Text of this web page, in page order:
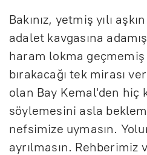
Bakınız, yetmiş yılı
adalet kavgasına
haram lokma geçmemiş
bırakacağı tek mirası
olan Bay Kemal'den hiç
söylemesini asla
nefsimize uymasın.
ayrılmasın. Rehberimiz